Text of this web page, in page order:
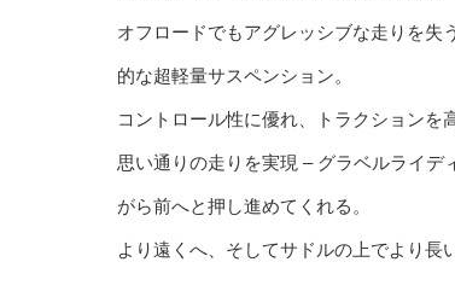
オフロードでもアグレッシブな走りを失
的な超軽量サスペンション。
コントロール性に優れ、トラクションを
思い通りの走りを実現 – グラベルライ
がら前へと押し進めてくれる。
より遠くへ、そしてサドルの上でより長